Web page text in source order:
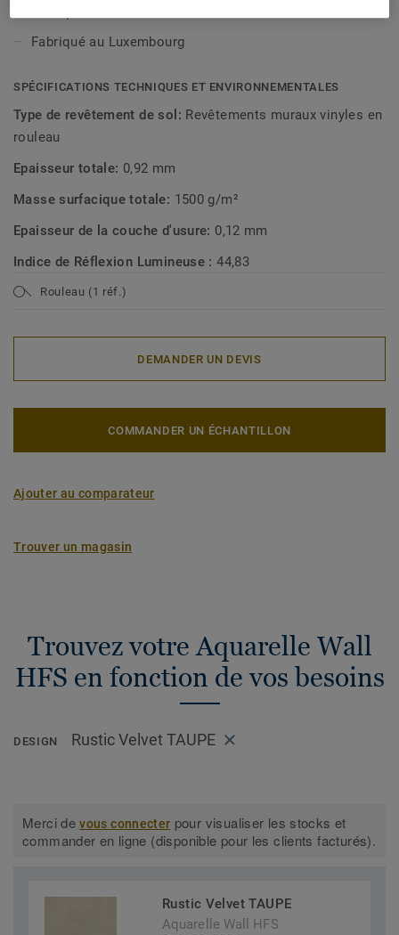
Fabriqué au Luxembourg
SPÉCIFICATIONS TECHNIQUES ET ENVIRONNEMENTALES
Type de revêtement de sol: Revêtements muraux vinyles en
rouleau
Epaisseur totale: 0,92 mm
Masse surfacique totale: 1500 g/m²
Epaisseur de la couche d'usure: 0,12 mm
Indice de Réflexion Lumineuse :44,83
Rouleau (1 réf.)
DEMANDER UN DEVIS
COMMANDER UN ÉCHANTILLON
Ajouter au comparateur
Trouver un magasin
Trouvez votre Aquarelle Wall
HFS en fonction de vos besoins
DESIGN Rustic Velvet TAUPE
Merci devous connecter pour visualiser les stocks et
commander en ligne (disponible pour les clients facturés).
Rustic Velvet TAUPE
Aquarelle Wall HFS